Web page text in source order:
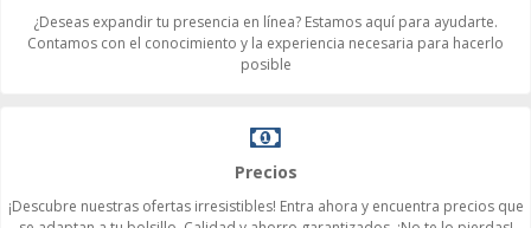
¿Deseas expandir tu presencia en línea? Estamos aquí para ayudarte.
Contamos con el conocimiento y la experiencia necesaria para hacerlo
posible
Precios
¡Descubre nuestras ofertas irresistibles! Entra ahora y encuentra precios que